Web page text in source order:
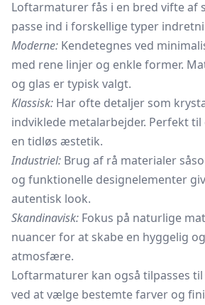
Loftarmaturer fås i en bred vifte af
passe ind i forskellige typer
Moderne: Kendetegnes ved
med rene linjer og enkle former.
og glas er typisk valgt.
Klassisk: Har ofte detaljer som
indviklede metalarbejder. Perfekt
en tidløs æstetik.
Industriel: Brug af rå materialer
og funktionelle designelementer
autentisk look.
Skandinavisk: Fokus på naturlige
nuancer for at skabe en hyggelig
atmosfære.
Loftarmaturer kan også tilpasses
ved at vælge bestemte farver og